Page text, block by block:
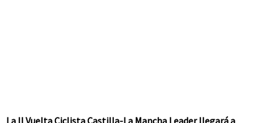
La II Vuelta Ciclista Castilla-La Mancha Leader llegará a